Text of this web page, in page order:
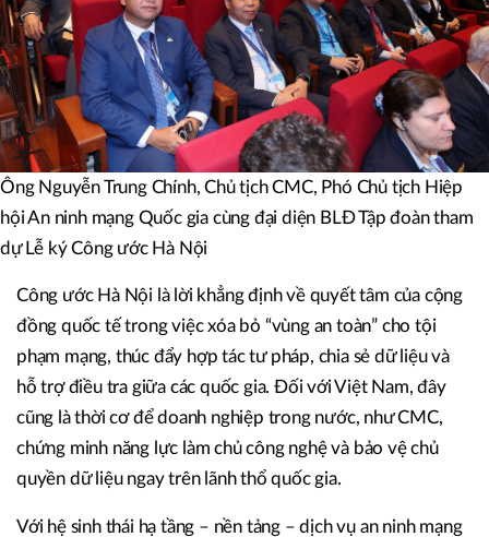
Ông Nguyễn Trung Chính, Chủ tịch CMC, Phó Chủ tịch Hiệp
hội An ninh mạng Quốc gia cùng đại diện BLĐ Tập đoàn tham
dự Lễ ký Công ước Hà Nội
Công ước Hà Nội là lời khẳng định về quyết tâm của cộng
đồng quốc tế trong việc xóa bỏ “vùng an toàn” cho tội
phạm mạng, thúc đẩy hợp tác tư pháp, chia sẻ dữ liệu và
hỗ trợ điều tra giữa các quốc gia. Đối với Việt Nam, đây
cũng là thời cơ để doanh nghiệp trong nước, như CMC,
chứng minh năng lực làm chủ công nghệ và bảo vệ chủ
quyền dữ liệu ngay trên lãnh thổ quốc gia.
Với hệ sinh thái hạ tầng – nền tảng – dịch vụ an ninh mạng